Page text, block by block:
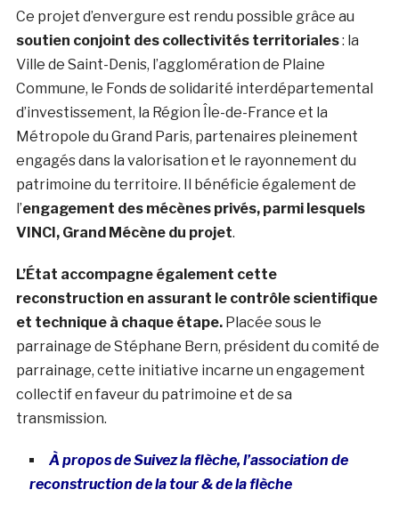
Ce projet d’envergure est rendu possible grâce au
soutien conjoint des collectivités territoriales: la
Ville de Saint-Denis, l’agglomération de Plaine
Commune, le Fonds de solidarité interdépartemental
d’investissement, la Région Île-de-France et la
Métropole du Grand Paris, partenaires pleinement
engagés dans la valorisation et le rayonnement du
patrimoine du territoire. Il bénéficie également de
l’engagement des mécènes privés, parmi lesquels
VINCI, Grand Mécène du projet.
L’État accompagne également cette
reconstruction en assurant le contrôle scientifique
et technique à chaque étape.Placée sous le
parrainage de Stéphane Bern, président du comité de
parrainage, cette initiative incarne un engagement
collectif en faveur du patrimoine et de sa
transmission.
À propos de Suivez la flèche, l’association de
reconstruction de la tour & de la flèche